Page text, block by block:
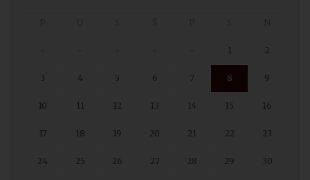
1 2
3 4 5 6 7 8 9
10 11 12 13 14 15 16
17 18 19 20 21 22 23
24 25 26 27 28 29 30